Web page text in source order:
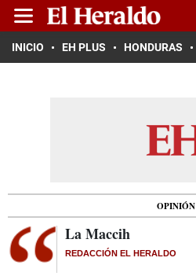
INICIO EH PLUS HONDURAS
OPINIÓN
La Maccih
REDACCIÓN EL HERALDO